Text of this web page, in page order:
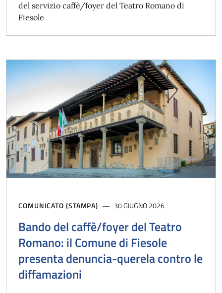
del servizio caffè/foyer del Teatro Romano di
Fiesole
COMUNICATO (STAMPA) 30 GIUGNO 2026
Bando del caffè/foyer del Teatro
Romano: il Comune di Fiesole
presenta denuncia-querela contro le
diffamazioni